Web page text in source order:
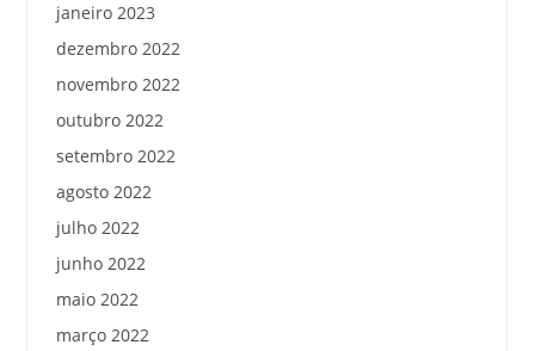
janeiro 2023
dezembro 2022
novembro 2022
outubro 2022
setembro 2022
agosto 2022
julho 2022
junho 2022
maio 2022
março 2022